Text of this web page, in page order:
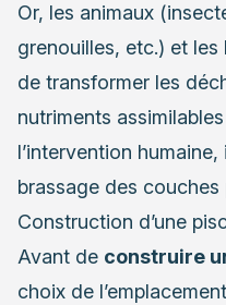
Or, les animaux
grenouilles, etc.) et
de transformer les
nutriments
l’intervention
brassage des couches
Construction d’une
Avant de construire
choix de